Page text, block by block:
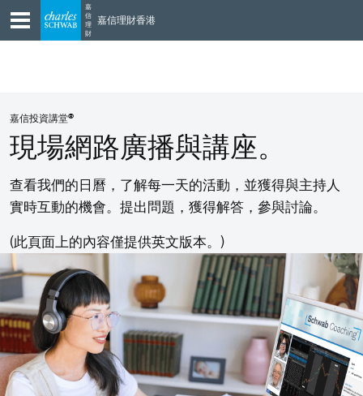
Skip
to
main
Skip
to
content
嘉
信
理
財
嘉信理財香港
嘉信投資講堂®
現場網路廣播與講座。
查看我們的日曆，了解每一天的活動，並獲得與主持人
實時互動的機會。提出問題，獲得解答，參與討論。
(此頁面上的內容僅提供英文版本。)